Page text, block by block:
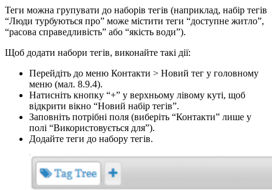
Теги можна групувати до наборів тегів (наприклад, набір тегів
“Люди турбуються про” може містити теги “доступне житло”,
“расова справедливість” або “якість води”).
Щоб додати набори тегів, виконайте такі дії:
Перейдіть до меню Контакти > Новий тег у головному
меню (мал. 8.9.4).
Натисніть кнопку “+” у верхньому лівому куті, щоб
відкрити вікно “Новий набір тегів”.
Заповніть потрібні поля (виберіть “Контакти” лише у
полі “Використовується для”).
Додайте теги до набору тегів.